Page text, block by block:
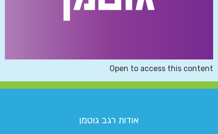
Open to access this content
אודות רגב גוטמן